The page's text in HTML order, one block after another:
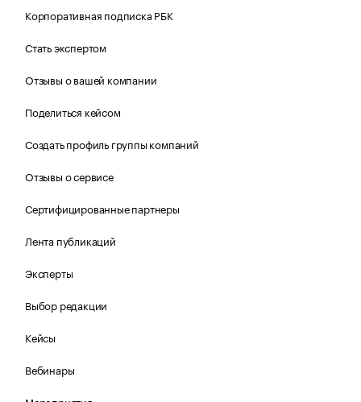
Корпоративная подписка РБК
Стать экспертом
Отзывы о вашей компании
Поделиться кейсом
Создать профиль группы компаний
Отзывы о сервисе
Сертифицированные партнеры
Лента публикаций
Эксперты
Выбор редакции
Кейсы
Вебинары